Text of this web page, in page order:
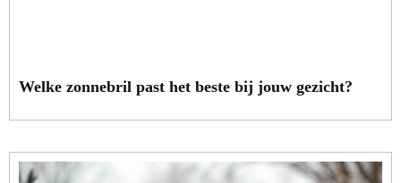
Welke zonnebril past het beste bij jouw gezicht?